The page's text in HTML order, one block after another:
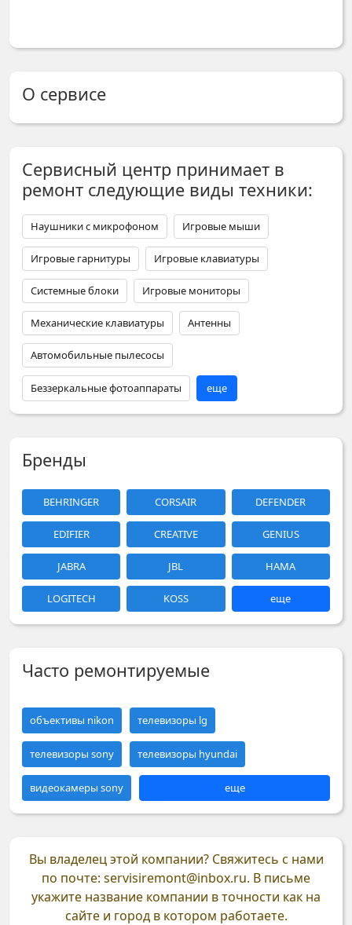
О сервисе
Сервисный центр принимает в
ремонт следующие виды техники:
Наушники с микрофоном Игровые мыши
Игровые гарнитуры Игровые клавиатуры
Системные блоки Игровые мониторы
Механические клавиатуры Антенны
Автомобильные пылесосы
Беззеркальные фотоаппараты еще
Бренды
BEHRINGER CORSAIR DEFENDER
EDIFIER CREATIVE GENIUS
JABRA JBL HAMA
LOGITECH KOSS еще
Часто ремонтируемые
объективы nikon телевизоры lg
телевизоры sony телевизоры hyundai
видеокамеры sony еще
Вы владелец этой компании? Свяжитесь с нами
по почте: servisiremont@inbox.ru. В письме
укажите название компании в точности как на
сайте и город в котором работаете.